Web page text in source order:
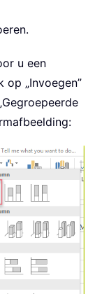
u een
„Invoegen”